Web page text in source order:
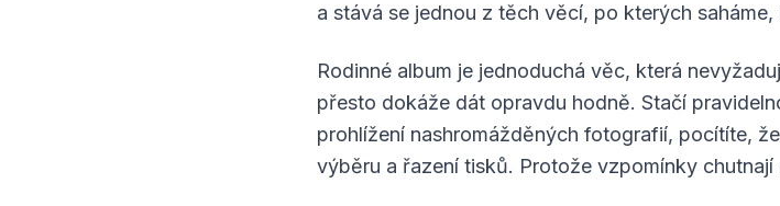
a stává se jednou z těch věcí, po kterých
Rodinné album je jednoduchá věc, která
přesto dokáže dát opravdu hodně. Stačí
prohlížení nashromážděných fotografií, pocítíte,
výběru a řazení tisků. Protože vzpomínky